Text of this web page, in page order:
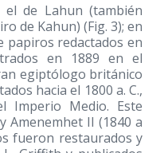
de Lahun (también
de Kahun) (Fig. 3); en
papiros redactados en
en 1889 en el
egiptólogo británico
hacia el 1800 a. C.,
Imperio Medio. Este
Amenemhet II (1840 a
fueron restaurados y